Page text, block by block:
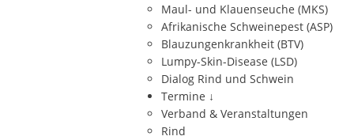
Maul- und Klauenseuche (MKS)
Afrikanische Schweinepest (ASP)
Blauzungenkrankheit (BTV)
Lumpy-Skin-Disease (LSD)
Dialog Rind und Schwein
Termine ↓
Verband & Veranstaltungen
Rind